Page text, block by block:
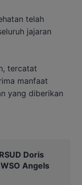
telah
jajaran
tercatat
manfaat
yang diberikan
Doris
Angels